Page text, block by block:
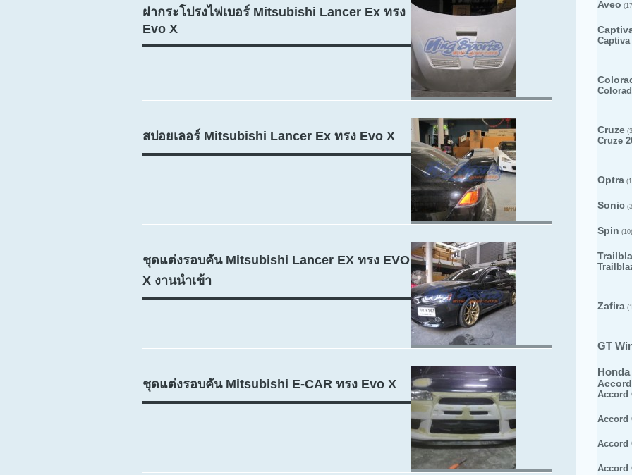
ฝากระโปรงไฟเบอร์ Mitsubishi Lancer Ex ทรง
Evo X
สปอยเลอร์ Mitsubishi Lancer Ex ทรง Evo X
ชุดแต่งรอบคัน Mitsubishi Lancer EX ทรง EVO
X งานนำเข้า
ชุดแต่งรอบคัน Mitsubishi E-CAR ทรง Evo X
Aveo
Captiva
Cruze
Cruze
Optra
Sonic
Spin (10)
Zafira
GT
Honda
Accord
Accord
Accord
Accord
Accord